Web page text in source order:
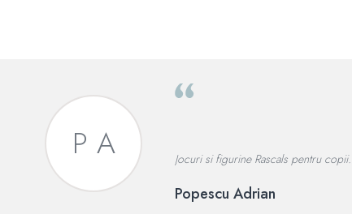
P A
Popescu Adrian
Jocuri si figurine Rascals pentru copii.